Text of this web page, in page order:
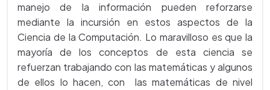
manejo de la información pueden reforzarse
mediante la incursión en estos aspectos de la
Ciencia de la Computación. Lo maravilloso es que la
mayoría de los conceptos de esta ciencia se
refuerzan trabajando con las matemáticas y algunos
de ellos lo hacen, con las matemáticas de nivel